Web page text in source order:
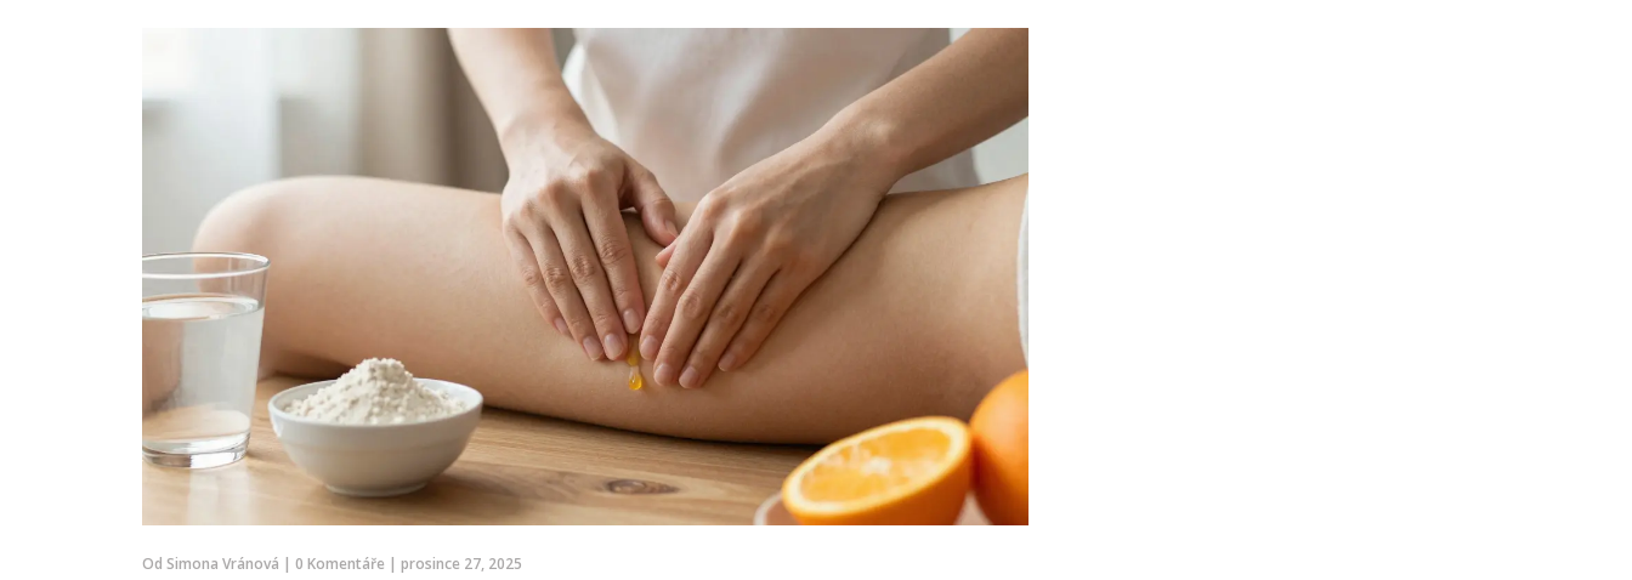
Od Simona Vránová | 0 Komentáře | prosince 27, 2025